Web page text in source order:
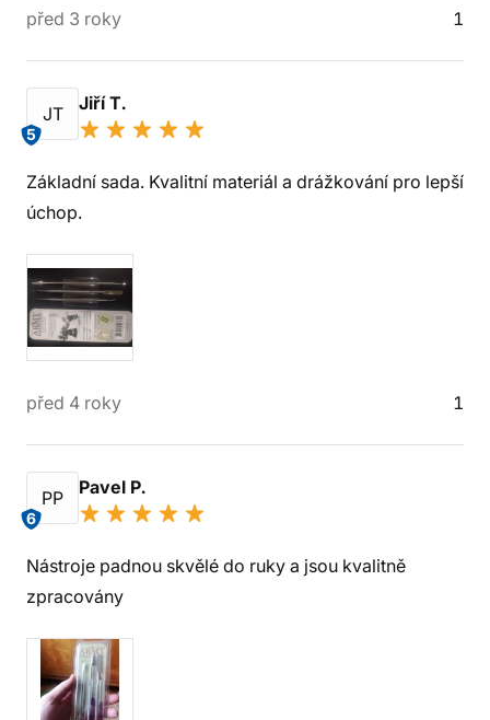
před 3 roky 1
JT
5
Jiří T.
Základní sada. Kvalitní materiál a drážkování pro lepší
úchop.
před 4 roky 1
PP
6
Pavel P.
Nástroje padnou skvělé do ruky a jsou kvalitně
zpracovány